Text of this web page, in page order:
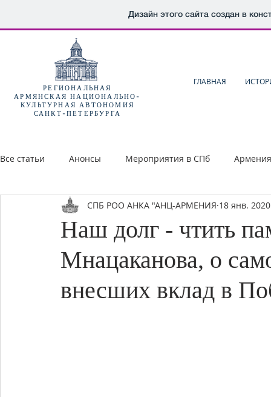
Дизайн этого сайта создан в
РЕГИОНАЛЬНАЯ
АРМЯНСКАЯ НАЦИОНАЛЬНО-
КУЛЬТУРНАЯ АВТОНОМИЯ
САНКТ-ПЕТЕРБУРГА
ГЛАВНАЯ
Все статьи Анонсы Мероприятия в СПб Армения
Наш долг - чтить
Мнацаканова, о
внесших вклад в
СПБ РОО АНКА "АНЦ-АРМЕНИЯ 18 янв. 2020